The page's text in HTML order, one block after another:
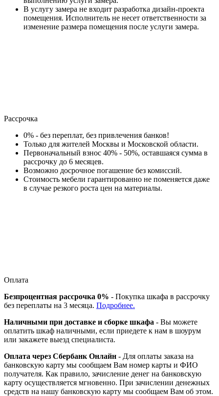
В услугу замера не входит разработка дизайн-проекта
помещения. Исполнитель не несет ответственности за
изменение размера помещения после услуги замера.
Рассрочка
0% - без переплат, без привлечения банков!
Только для жителей Москвы и Московской области.
Первоначальный взнос 40% - 50%, оставшаяся сумма в
рассрочку до 6 месяцев.
Возможно досрочное погашение без комиссий.
Стоимость мебели гарантированно не поменяется даже
в случае резкого роста цен на материалы.
Оплата
Безпроцентная рассрочка 0% - Покупка шкафа в рассрочку
без переплаты на 3 месяца. Подробнее.
Наличными при доставке и сборке шкафа - Вы можете
оплатить шкаф наличными, если приедете к нам в шоурум
или закажете выезд специалиста.
Оплата через Сбербанк Онлайн - Для оплаты заказа на
банковскую карту мы сообщаем Вам номер карты и ФИО
получателя. Как правило, зачисление денег на банковскую
карту осуществляется мгновенно. При зачислении денежных
средств на нашу банковскую карту мы сообщаем Вам об этом.